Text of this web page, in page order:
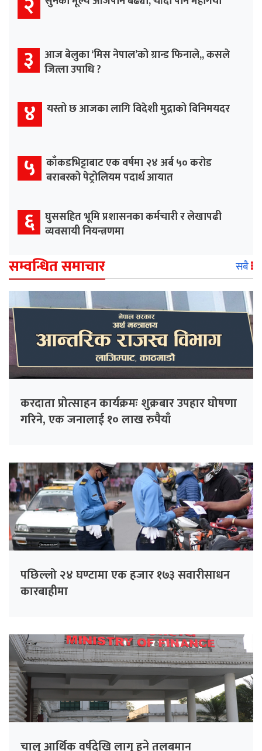
३
आज बेलुका ‘मिस नेपाल’को ग्रान्ड फिनाले,, कसले
जित्ला उपाधि ?
४ यस्तो छ आजका लागि विदेशी मुद्राको विनिमयदर
५
काँकडभिट्टाबाट एक वर्षमा २४ अर्ब ५० करोड
बराबरको पेट्रोलियम पदार्थ आयात
६ घुससहित भूमि प्रशासनका कर्मचारी र लेखापढी
व्यवसायी नियन्त्रणमा
सम्वन्धित समाचार सबै
करदाता प्रोत्साहन कार्यक्रमः शुक्रबार उपहार घोषणा
गरिने, एक जनालाई १० लाख रुपैयाँ
पछिल्लो २४ घण्टामा एक हजार १७३ सवारीसाधन
कारबाहीमा